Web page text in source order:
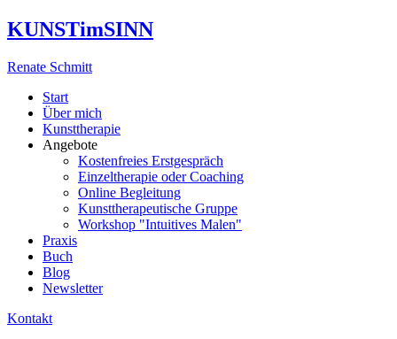
KUNSTimSINN
Renate Schmitt
Start
Über mich
Kunsttherapie
Angebote
Kostenfreies Erstgespräch
Einzeltherapie oder Coaching
Online Begleitung
Kunsttherapeutische Gruppe
Workshop "Intuitives Malen"
Praxis
Buch
Blog
Newsletter
Kontakt